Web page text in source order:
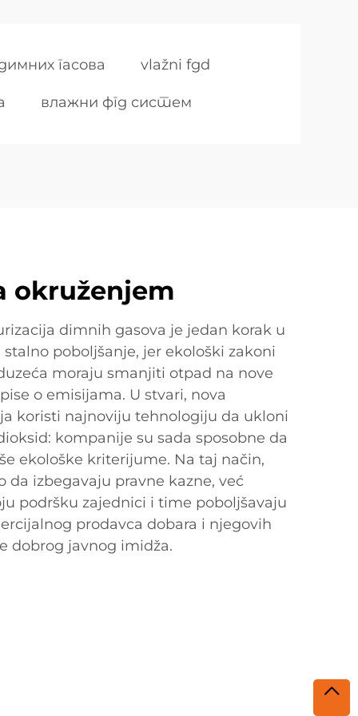
гасова vlažni fgd
влажни фгд систем
okruženjem
dimnih gasova je jedan korak u
poboljšanje, jer ekološki zakoni
moraju smanjiti otpad na nove
o emisijama. U stvari, nova
koristi najnoviju tehnologiju da ukloni
kompanije su sada sposobne da
ekološke kriterijume. Na taj način,
da izbegavaju pravne kazne, već
podršku zajednici i time poboljšavaju
prodavca dobara i njegovih
dobrog javnog imidža.